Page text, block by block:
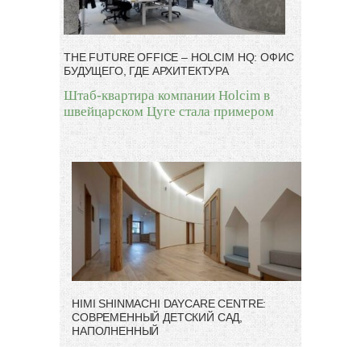
THE FUTURE OFFICE – HOLCIM HQ: ОФИС
БУДУЩЕГО, ГДЕ АРХИТЕКТУРА
Штаб-квартира компании Holcim в
швейцарском Цуге стала примером
HIMI SHINMACHI DAYCARE CENTRE:
СОВРЕМЕННЫЙ ДЕТСКИЙ САД,
НАПОЛНЕННЫЙ